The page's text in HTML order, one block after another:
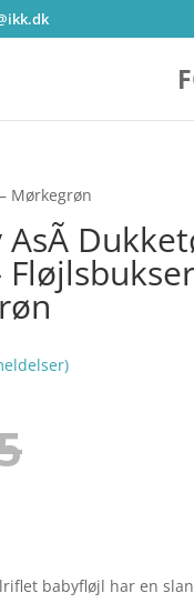
Mørkegrøn
Fløjlsbukser
babyfløjl har en